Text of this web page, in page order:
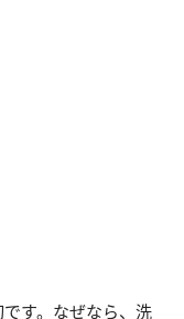
す。なぜなら、洗